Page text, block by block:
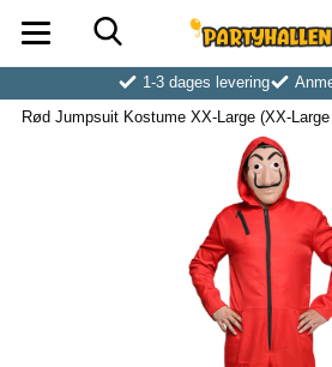
Startside for
1-3 dages levering
Rød Jumpsuit Kostume XX-Large (XX-
Markér rød Jumpsuit Kostume